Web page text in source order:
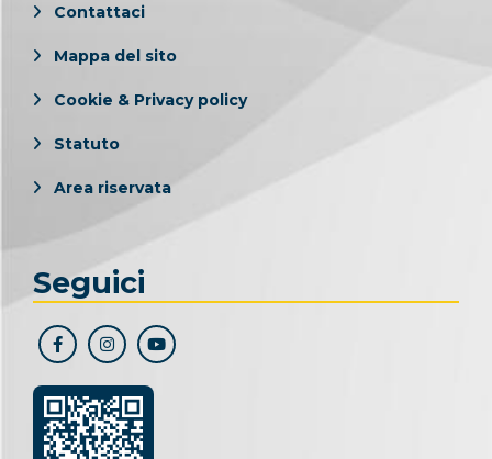
Contattaci
Mappa del sito
Cookie & Privacy policy
Statuto
Area riservata
Seguici